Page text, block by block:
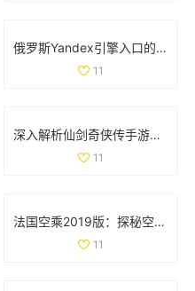
俄罗斯Yandex引擎入口的详细解析与使用指南
11
深入解析仙剑奇侠传手游情缘系统的独特魅力与玩法
11
法国空乘2019版：探秘空中服务背后的故事与挑战
11